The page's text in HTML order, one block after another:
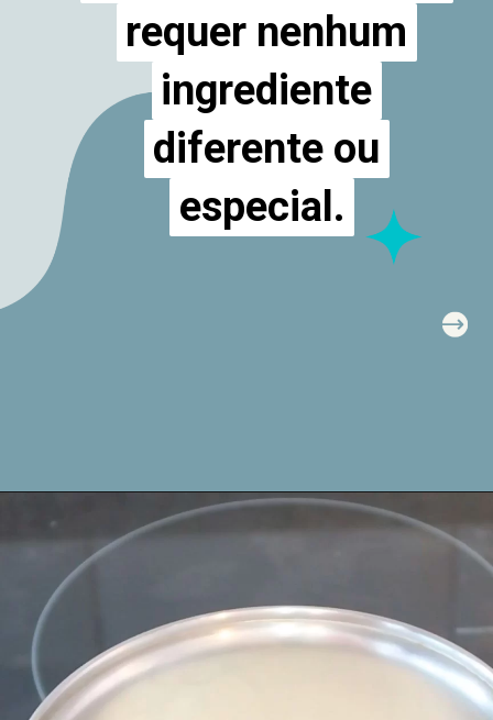
requer nenhum
ingrediente
diferente ou
especial.
requer nenhum
ingrediente
diferente ou
especial.